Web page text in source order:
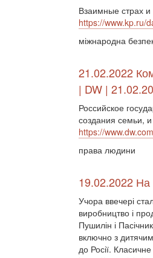
Взаимные страх и
https://www.kp.ru/
міжнародна
21.02.2022
| DW |
Российское
создания семьи,
https://
права людини
19.02.2022 На
Учора ввечері
виробництво і
Пушилін і
включно з
до Росії. Класичне